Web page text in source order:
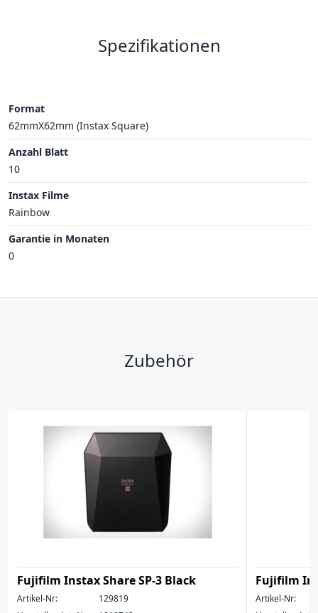
Spezifikationen
Format
62mmX62mm (Instax Square)
Anzahl Blatt
10
Instax Filme
Rainbow
Garantie in Monaten
0
Zubehör
Fujifilm Instax Share SP-3 Black
Artikel-Nr:
129819
Fujifilm
Artikel-Nr: